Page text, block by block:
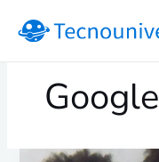
Google
Compartir